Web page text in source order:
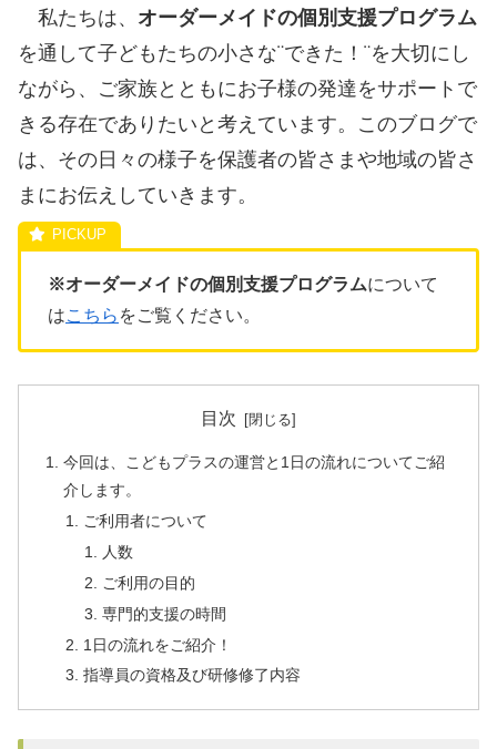
私たちは、 オーダーメイドの個別支援プログラム
を通して子どもたちの小さな¨できた！¨を大切にし
ながら、ご家族とともにお子様の発達をサポートで
きる存在でありたいと考えています。このブログで
は、 その日々の様子を保護者の皆さまや地域の皆さ
まにお伝えしていきます。
※オーダーメイドの個別支援プログラムについて
はこちら をご覧ください。
目次
今回は、こどもプラスの運営と1日の流れについてご紹
介します。
ご利用者について
人数
ご利用の目的
専門的支援の時間
1日の流れをご紹介！
指導員の資格及び研修修了内容